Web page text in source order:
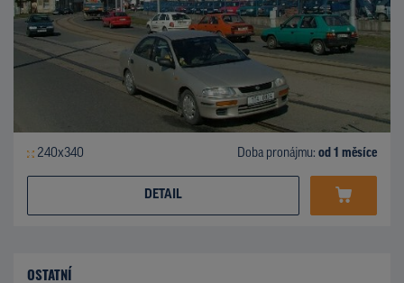
240x340 Doba pronájmu: od 1 měsíce
DETAIL
OSTATNÍ